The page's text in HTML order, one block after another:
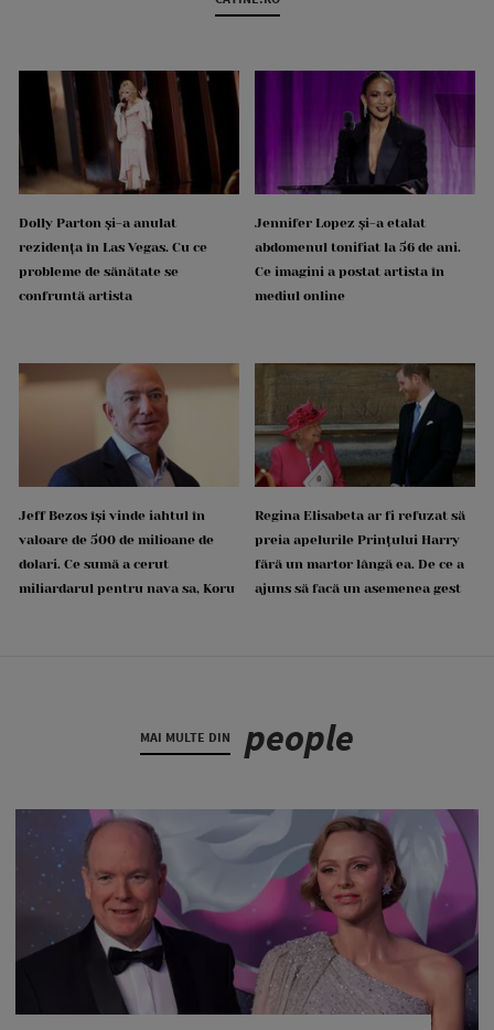
Dolly Parton și-a anulat
rezidența în Las Vegas. Cu ce
probleme de sănătate se
confruntă artista
Jennifer Lopez și-a etalat
abdomenul tonifiat la 56 de ani.
Ce imagini a postat artista în
mediul online
Jeff Bezos își vinde iahtul în
valoare de 500 de milioane de
dolari. Ce sumă a cerut
miliardarul pentru nava sa, Koru
Regina Elisabeta ar fi refuzat să
preia apelurile Prințului Harry
fără un martor lângă ea. De ce a
ajuns să facă un asemenea gest
MAI MULTE DIN people